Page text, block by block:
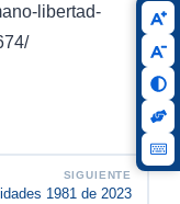
libertad-
SIGUIENTE
1981 de 2023